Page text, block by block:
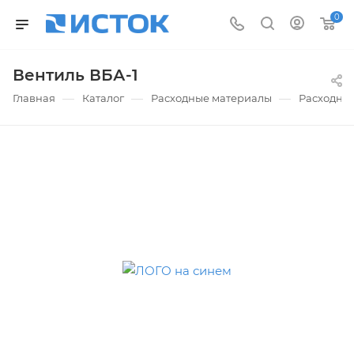
0
Вентиль ВБА-1
Главная — Каталог — Расходные материалы —